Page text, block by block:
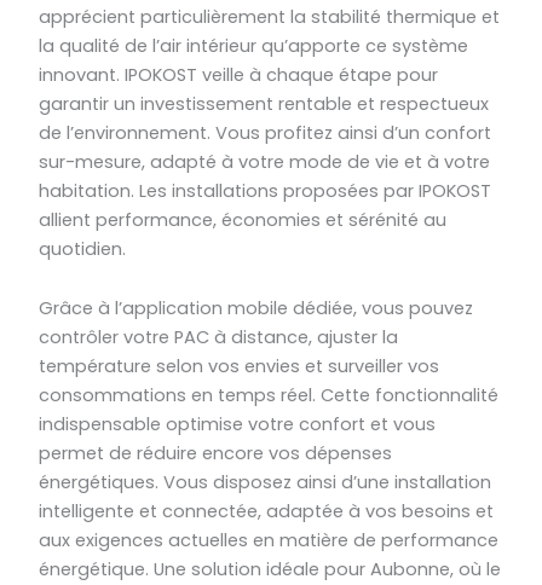
apprécient particulièrement la stabilité thermique et
la qualité de l’air intérieur qu’apporte ce système
innovant. IPOKOST veille à chaque étape pour
garantir un investissement rentable et respectueux
de l’environnement. Vous profitez ainsi d’un confort
sur-mesure, adapté à votre mode de vie et à votre
habitation. Les installations proposées par IPOKOST
allient performance, économies et sérénité au
quotidien.
Grâce à l’application mobile dédiée, vous pouvez
contrôler votre PAC à distance, ajuster la
température selon vos envies et surveiller vos
consommations en temps réel. Cette fonctionnalité
indispensable optimise votre confort et vous
permet de réduire encore vos dépenses
énergétiques. Vous disposez ainsi d’une installation
intelligente et connectée, adaptée à vos besoins et
aux exigences actuelles en matière de performance
énergétique. Une solution idéale pour Aubonne, où le